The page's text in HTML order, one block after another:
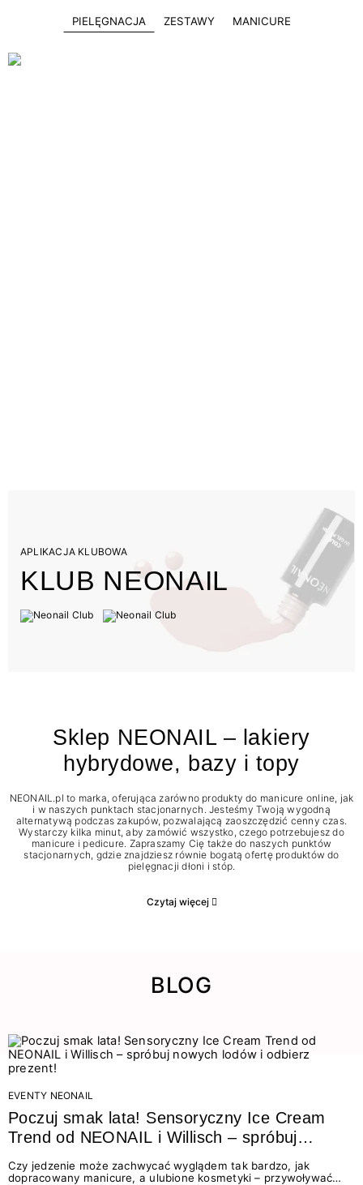
PIELĘGNACJA ZESTAWY MANICURE
APLIKACJA KLUBOWA
KLUB NEONAIL
Sklep NEONAIL – lakiery
hybrydowe, bazy i topy
NEONAIL.pl to marka, oferująca zarówno produkty do manicure online, jak
i w naszych punktach stacjonarnych. Jesteśmy Twoją wygodną
alternatywą podczas zakupów, pozwalającą zaoszczędzić cenny czas.
Wystarczy kilka minut, aby zamówić wszystko, czego potrzebujesz do
manicure i pedicure. Zapraszamy Cię także do naszych punktów
stacjonarnych, gdzie znajdziesz równie bogatą ofertę produktów do
pielęgnacji dłoni i stóp.
Czytaj więcej
BLOG
EVENTY NEONAIL
Poczuj smak lata! Sensoryczny Ice Cream
Trend od NEONAIL i Willisch – spróbuj
nowych lodów i odbierz prezent!
Czy jedzenie może zachwycać wyglądem tak bardzo, jak
dopracowany manicure, a ulubione kosmetyki – przywoływać